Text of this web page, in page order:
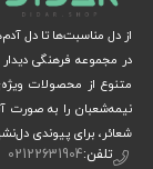
از دل مناسبت‌ها تا دل
در مجموعه فرهنگی
متنوع از محصولات
نیمه‌شعبان را به صورت
شعائر، برای پیوندی
تلفن:02122631904